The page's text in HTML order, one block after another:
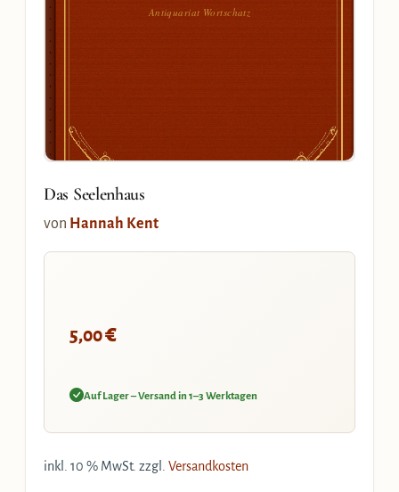
Antiquariat Wortschatz
Das Seelenhaus
von Hannah Kent
5,00€
Auf Lager – Versand in 1–3 Werktagen
inkl. 10 % MwSt. zzgl. Versandkosten